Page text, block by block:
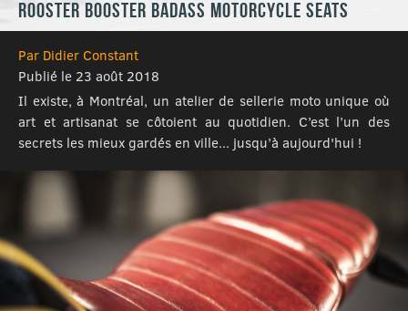
Rooster Booster Badass Motorcycle Seats
Par Didier Constant
Publié le 23 août 2018
Il existe, à Montréal, un atelier de sellerie moto unique où
art et artisanat se côtoient au quotidien. C’est l’un des
secrets les mieux gardés en ville... jusqu’à aujourd'hui !